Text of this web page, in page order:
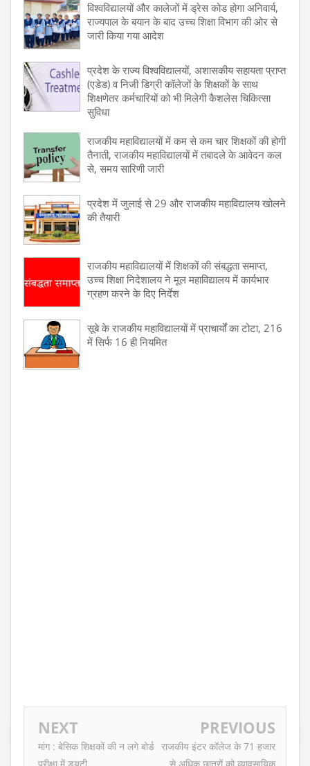
विश्वविद्यालयों और कालेजों में ड्रेस कोड होगा अनिवार्य,
राज्यपाल के बयान के बाद उच्च शिक्षा विभाग की ओर से
जारी किया गया आदेश
प्रदेश के राज्य विश्वविद्यालयों, अशासकीय सहायता प्राप्त
(एडेड) व निजी डिग्री कॉलेजों के शिक्षकों के साथ
शिक्षणेतर कर्मचारियों को भी मिलेगी कैशलेस चिकित्सा
सुविधा
राजकीय महाविद्यालयों में कम से कम चार शिक्षकों की होगी
तैनाती, राजकीय महाविद्यालयों में तबादले के आवेदन कल
से, समय सारिणी जारी
प्रदेश में जुलाई से 29 और राजकीय महाविद्यालय खोलने
की तैयारी
राजकीय महाविद्यालयों में शिक्षकों की संबद्धता समाप्त,
उच्च शिक्षा निदेशालय ने मूल महाविद्यालय में कार्यभार
ग्रहण करने के दिए निर्देश
सूबे के राजकीय महाविद्यालयों में प्राचार्यों का टोटा, 216
में सिर्फ 16 ही नियमित
NEXT
मांग : बेसिक शिक्षकों की न लगे बोर्ड
PREVIOUS
राजकीय इंटर कॉलेज के 71 हजार